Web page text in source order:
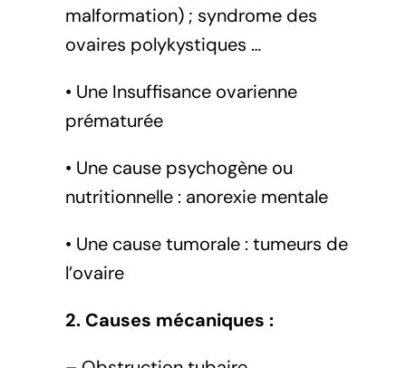
malformation) ; syndrome des
ovaires polykystiques …
• Une Insuffisance ovarienne
prématurée
• Une cause psychogène ou
nutritionnelle : anorexie mentale
• Une cause tumorale : tumeurs de
l’ovaire
2. Causes mécaniques :